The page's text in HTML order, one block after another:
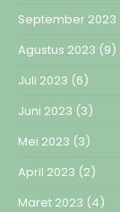
September 2023
Agustus 2023 (9)
Juli 2023 (6)
Juni 2023 (3)
Mei 2023 (3)
April 2023 (2)
Maret 2023 (4)